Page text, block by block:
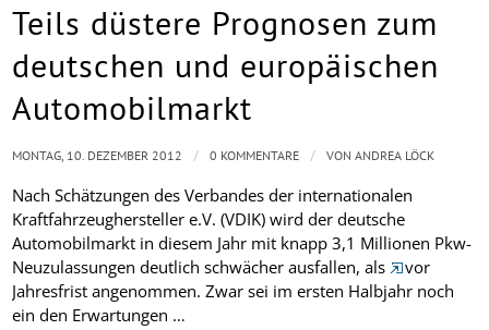
Teils düstere Prognosen zum
deutschen und europäischen
Automobilmarkt
Nach Schätzungen des Verbandes der internationalen
Kraftfahrzeughersteller e.V. (VDIK) wird der deutsche
Automobilmarkt in diesem Jahr mit knapp 3,1 Millionen Pkw-
Neuzulassungen deutlich schwächer ausfallen, als
vor
Jahresfrist angenommen. Zwar sei im ersten Halbjahr noch
ein den Erwartungen …
MONTAG, 10. DEZEMBER 2012 / 0 KOMMENTARE / VONANDREA LÖCK